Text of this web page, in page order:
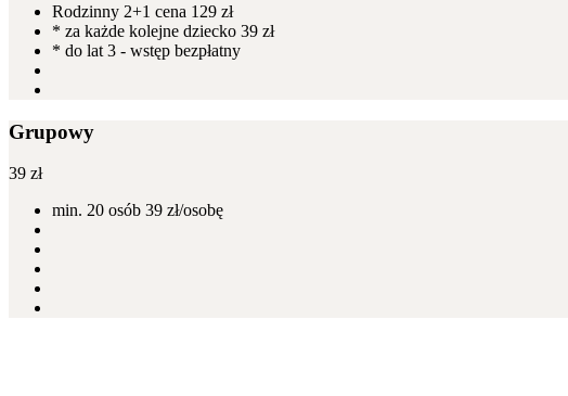
Rodzinny 2+1 cena 129 zł
* za każde kolejne dziecko 39 zł
* do lat 3 - wstęp bezpłatny
Grupowy
39 zł
min. 20 osób 39 zł/osobę